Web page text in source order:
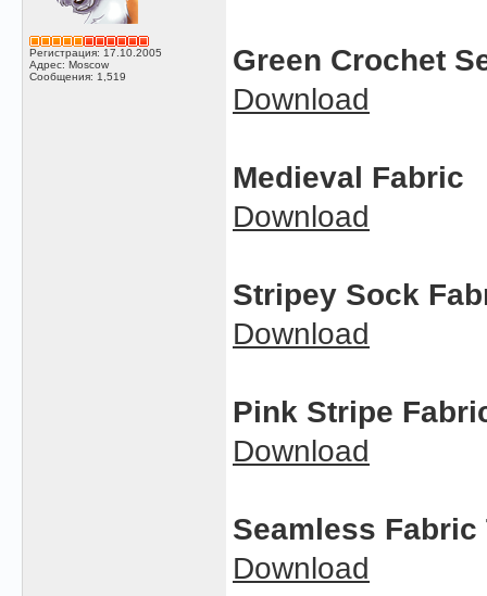
Регистрация: 17.10.2005
Адрес: Moscow
Сообщения: 1,519
Green Crochet
Download
Medieval Fabric
Download
Stripey Sock
Download
Pink Stripe
Download
Seamless Fabric
Download